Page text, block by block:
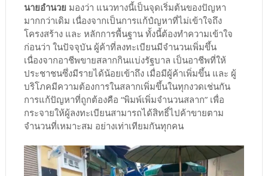
นายอำนวย มองว่า แนวทางนี้เป็นจุดเริ่มต้นของปัญหา
มากกว่าเดิม เนื่องจากเป็นการแก้ปํญหาที่ไม่เข้าใจถึง
โครงสร้าง และ หลักการพื้นฐาน ทั้งนี้ต้องทำความเข้าใจ
ก่อนว่า ในปัจจุบัน ผู้ค้าที่ลงทะเบียนมีจำนวนเพิ่มขึ้น
เนื่องจากอาชีพขายสลากกินแบ่งรัฐบาล เป็นอาชีพที่ให้
ประชาชนซึ่งมีรายได้น้อยเข้าถึง เมื่อมีผู้ค้าเพิ่มขึ้น และ ผู้
บริโภคมีความต้องการในสลากเพิ่มขึ้นในทุกงวดเช่นกัน
การแก้ปัญหาที่ถูกต้องคือ “พิมพ์เพิ่มจำนวนสลาก” เพื่อ
กระจายให้ผู้ลงทะเบียนสามารถได้สิทธิ์ไปค้าขายตาม
จำนวนที่เหมาะสม อย่างเท่าเทียมกันทุกคน